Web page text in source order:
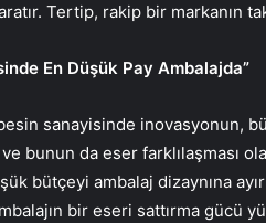
Tertip, rakip bir markanın
En Düşük Pay Ambalajda”
besin sanayisinde inovasyonun,
bunun da eser farklılaşması
bütçeyi ambalaj dizaynına
bir eseri sattırma gücü